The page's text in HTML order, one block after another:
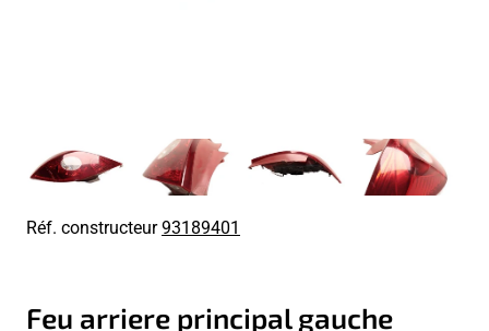
Réf. constructeur93189401
Feu arriere principal gauche